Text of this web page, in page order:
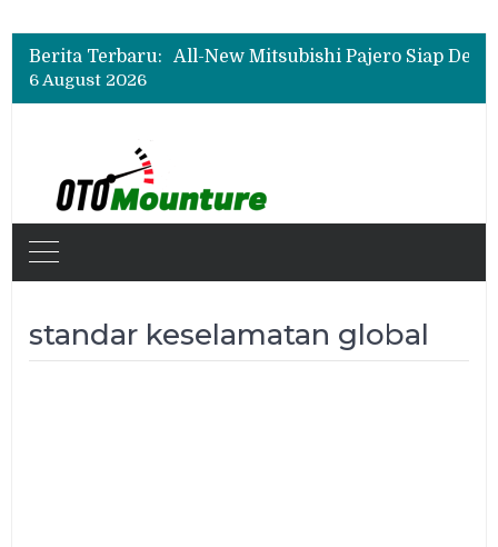
Berita Terbaru:
6 August 2026
standar keselamatan global